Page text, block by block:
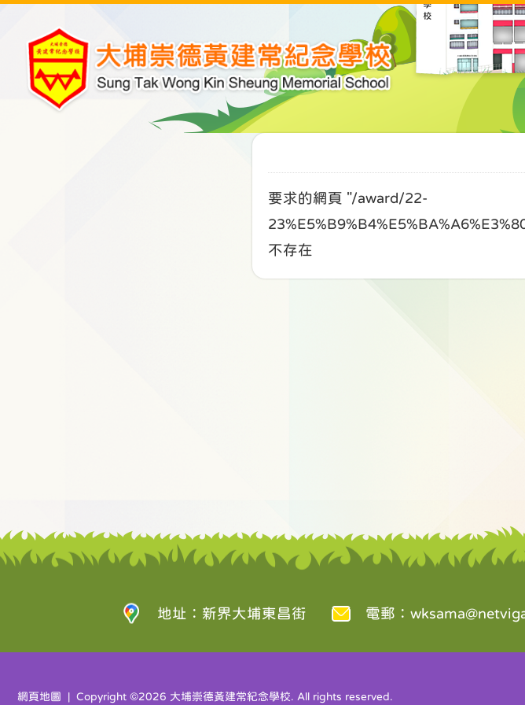
要求的網頁 "/award/22-
不存在
地址：新界大埔東昌街 電郵：
網頁地圖 | Copyright ©2026 大埔崇德黃建常紀念學校. All rights reserved.